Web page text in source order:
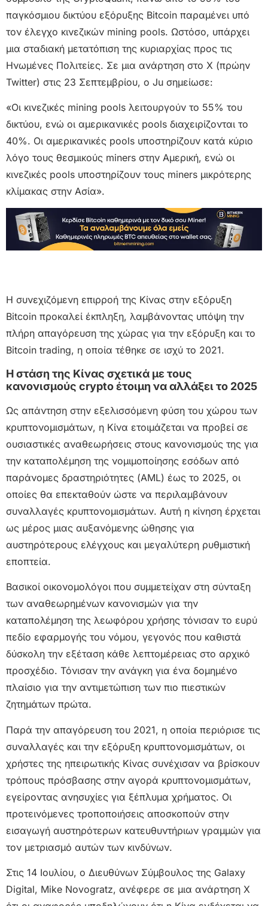
παγκόσμιου δικτύου εξόρυξης Bitcoin παραμένει υπό
τον έλεγχο κινεζικών mining pools. Ωστόσο, υπάρχει
μια σταδιακή μετατόπιση της κυριαρχίας προς τις
Ηνωμένες Πολιτείες. Σε μια ανάρτηση στο X (πρώην
Twitter) στις 23 Σεπτεμβρίου, ο Ju σημείωσε:
«Οι κινεζικές mining pools λειτουργούν το 55% του
δικτύου, ενώ οι αμερικανικές pools διαχειρίζονται το
40%. Οι αμερικανικές pools υποστηρίζουν κατά κύριο
λόγο τους θεσμικούς miners στην Αμερική, ενώ οι
κινεζικές pools υποστηρίζουν τους miners μικρότερης
κλίμακας στην Ασία».
Η συνεχιζόμενη επιρροή της Κίνας στην εξόρυξη
Bitcoin προκαλεί έκπληξη, λαμβάνοντας υπόψη την
πλήρη απαγόρευση της χώρας για την εξόρυξη και το
Bitcoin trading, η οποία τέθηκε σε ισχύ το 2021.
Η στάση της Κίνας σχετικά με τους
κανονισμούς crypto έτοιμη να αλλάξει το 2025
Ως απάντηση στην εξελισσόμενη φύση του χώρου των
κρυπτονομισμάτων, η Κίνα ετοιμάζεται να προβεί σε
ουσιαστικές αναθεωρήσεις στους κανονισμούς της για
την καταπολέμηση της νομιμοποίησης εσόδων από
παράνομες δραστηριότητες (AML) έως το 2025, οι
οποίες θα επεκταθούν ώστε να περιλαμβάνουν
συναλλαγές κρυπτονομισμάτων. Αυτή η κίνηση έρχεται
ως μέρος μιας αυξανόμενης ώθησης για
αυστηρότερους ελέγχους και μεγαλύτερη ρυθμιστική
εποπτεία.
Βασικοί οικονομολόγοι που συμμετείχαν στη σύνταξη
των αναθεωρημένων κανονισμών για την
καταπολέμηση της λεωφόρου χρήσης τόνισαν το ευρύ
πεδίο εφαρμογής του νόμου, γεγονός που καθιστά
δύσκολη την εξέταση κάθε λεπτομέρειας στο αρχικό
προσχέδιο. Τόνισαν την ανάγκη για ένα δομημένο
πλαίσιο για την αντιμετώπιση των πιο πιεστικών
ζητημάτων πρώτα.
Παρά την απαγόρευση του 2021, η οποία περιόρισε τις
συναλλαγές και την εξόρυξη κρυπτονομισμάτων, οι
χρήστες της ηπειρωτικής Κίνας συνέχισαν να βρίσκουν
τρόπους πρόσβασης στην αγορά κρυπτονομισμάτων,
εγείροντας ανησυχίες για ξέπλυμα χρήματος. Οι
προτεινόμενες τροποποιήσεις αποσκοπούν στην
εισαγωγή αυστηρότερων κατευθυντήριων γραμμών για
τον μετριασμό αυτών των κινδύνων.
Στις 14 Ιουλίου, ο Διευθύνων Σύμβουλος της Galaxy
Digital, Mike Novogratz, ανέφερε σε μια ανάρτηση X